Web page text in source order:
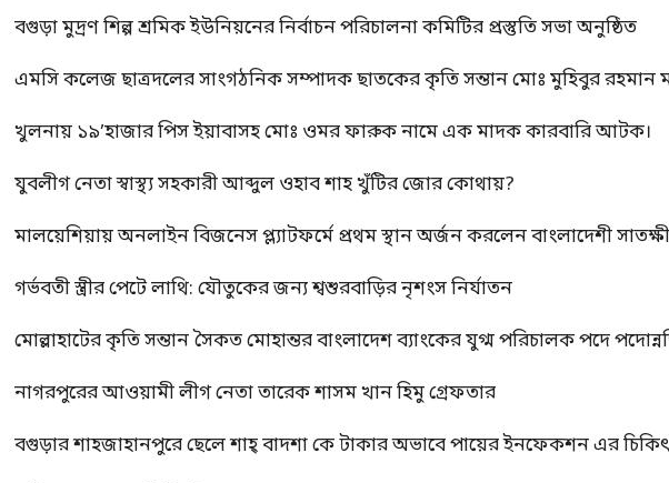
বগুড়া মুদ্রণ শিল্প শ্রমিক ইউনিয়নের নির্বাচন পরিচালনা কমিটির প্রস্তুতি সভা অনুষ্ঠিত
এমসি কলেজ ছাত্রদলের সাংগঠনিক সম্পাদক ছাতকের কৃতি সন্তান মোঃ মুহিবুর রহমান
খুলনায় ১৯’হাজার পিস ইয়াবাসহ মোঃ ওমর ফারুক নামে এক মাদক কারবারি আটক।
যুবলীগ নেতা স্বাস্থ্য সহকারী আব্দুল ওহাব শাহ খুঁটির জোর কোথায়?
মালয়েশিয়ায় অনলাইন বিজনেস প্ল্যাটফর্মে প্রথম স্থান অর্জন করলেন বাংলাদেশী
গর্ভবতী স্ত্রীর পেটে লাথি: যৌতুকের জন্য শ্বশুরবাড়ির নৃশংস নির্যাতন
মোল্লাহাটের কৃতি সন্তান সৈকত মোহান্তর বাংলাদেশ ব্যাংকের যুগ্ম পরিচালক পদে
নাগরপুরের আওয়ামী লীগ নেতা তারেক শাসম খান হিমু গ্রেফতার
বগুড়ার শাহজাহানপুরে ছেলে শাহ্ বাদশা কে টাকার অভাবে পায়ের ইনফেকশন এর